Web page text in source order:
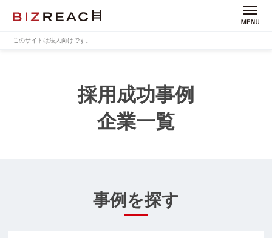
このサイトは法人向けです。
採用成功事例
企業一覧
事例を探す